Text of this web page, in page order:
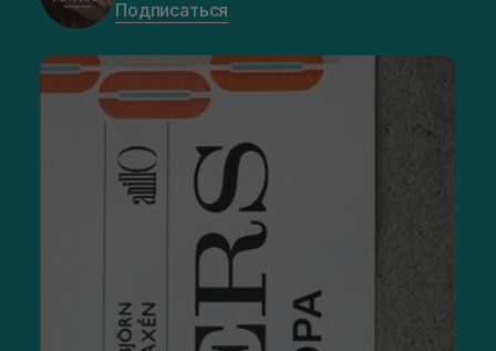
Подписаться